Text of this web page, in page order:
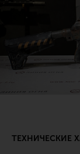
ТЕХНИЧЕСКИЕ